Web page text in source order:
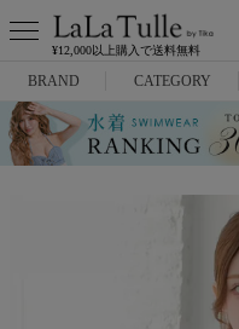
¥12,000以上購入で送料無料
BRAND
Anella
CATEGORY
ミニドレス